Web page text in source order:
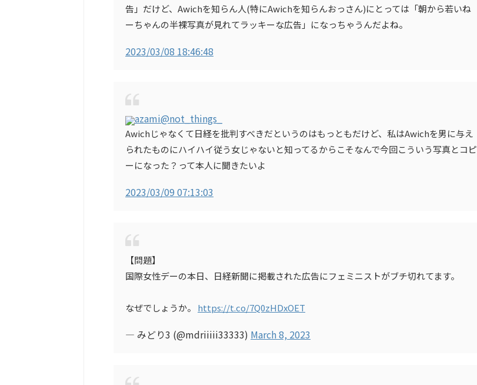
告」だけど、Awichを知らん人(特にAwichを知らんおっさん)にとっては「朝から若いね
ーちゃんの半裸写真が見れてラッキーな広告」になっちゃうんだよね。
2023/03/08 18:46:48
azami@not_things_
Awichじゃなくて日経を批判すべきだというのはもっともだけど、私はAwichを男に与え
られたものにハイハイ従う女じゃないと知ってるからこそなんで今回こういう写真とコピ
ーになった？って本人に聞きたいよ
2023/03/09 07:13:03
【問題】
国際女性デーの本日、日経新聞に掲載された広告にフェミニストがブチ切れてます。
なぜでしょうか。 https://t.co/7Q0zHDxOET
— みどり3 (@mdriiiii33333) March 8, 2023